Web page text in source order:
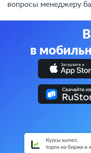
вопросы менеджеру